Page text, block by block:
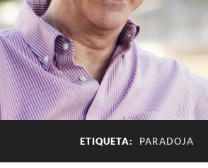
ETIQUETA: PARADOJA